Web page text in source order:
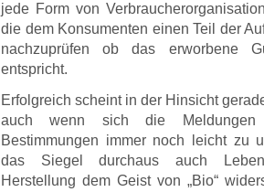
jede Form von
die dem Konsumenten einen Teil der
nachzuprüfen ob das erworbene
entspricht.
Erfolgreich scheint in der Hinsicht
auch wenn sich die
Bestimmungen immer noch leicht zu
das Siegel durchaus auch
Herstellung dem Geist von „Bio“